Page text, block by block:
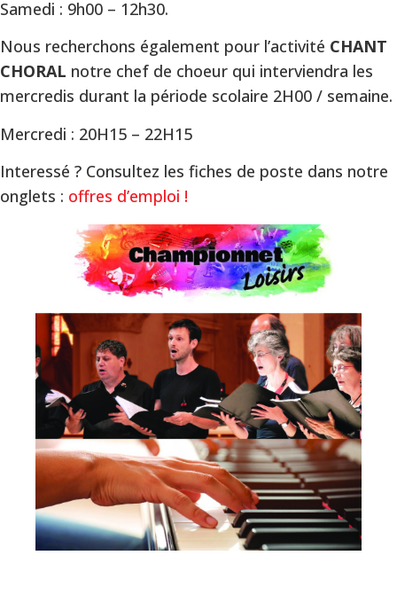
Samedi : 9h00 – 12h30.
Nous recherchons également pour l’activité CHANT
CHORAL notre chef de choeur qui interviendra les
mercredis durant la période scolaire 2H00 / semaine.
Mercredi : 20H15 – 22H15
Interessé ? Consultez les fiches de poste dans notre
onglets : offres d’emploi !